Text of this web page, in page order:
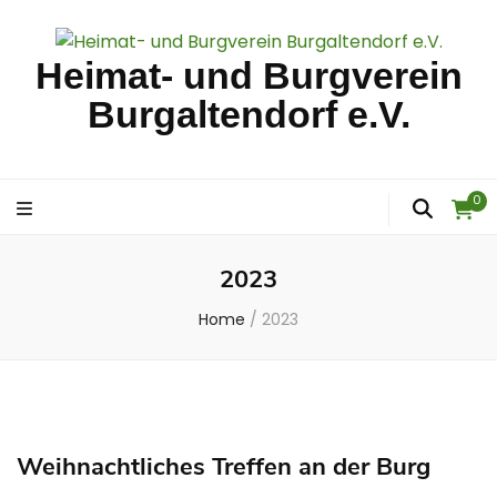
Heimat- und Burgverein
Burgaltendorf e.V.
0
2023
Home / 2023
Weihnachtliches Treffen an der Burg